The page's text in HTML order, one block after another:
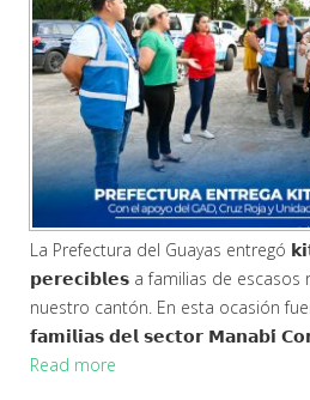
La Prefectura del Guayas entregó
𝗽𝗲𝗿𝗲𝗰𝗶𝗯𝗹𝗲𝘀 a familias de escasos
nuestro cantón. En esta ocasión
𝗳𝗮𝗺𝗶𝗹𝗶𝗮𝘀 𝗱𝗲𝗹 𝘀𝗲𝗰𝘁𝗼𝗿 𝗠𝗮𝗻𝗮𝗯𝗶́
Read more